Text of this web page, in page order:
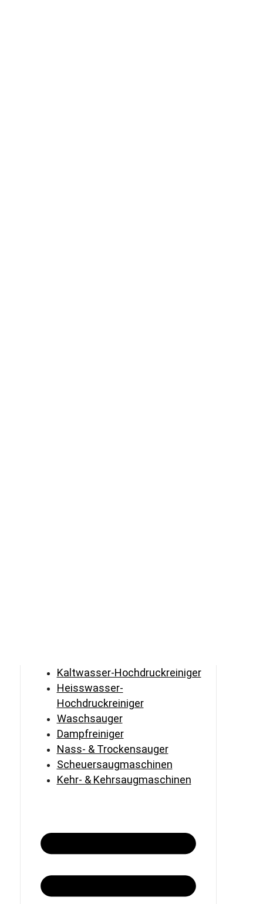
Kaltwasser-Hochdruckreiniger
Heisswasser-
Hochdruckreiniger
Waschsauger
Dampfreiniger
Nass- & Trockensauger
Scheuersaugmaschinen
Kehr- & Kehrsaugmaschinen